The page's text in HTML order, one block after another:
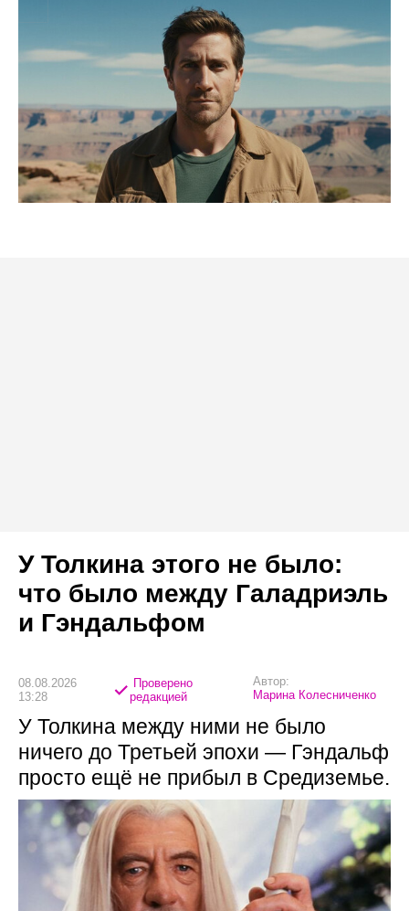
У Толкина этого не было:
что было между Галадриэль
и Гэндальфом
08.08.2026
13:28
Проверено
редакцией
Автор:
Марина Колесниченко
У Толкина между ними не было
ничего до Третьей эпохи — Гэндальф
просто ещё не прибыл в Средиземье.